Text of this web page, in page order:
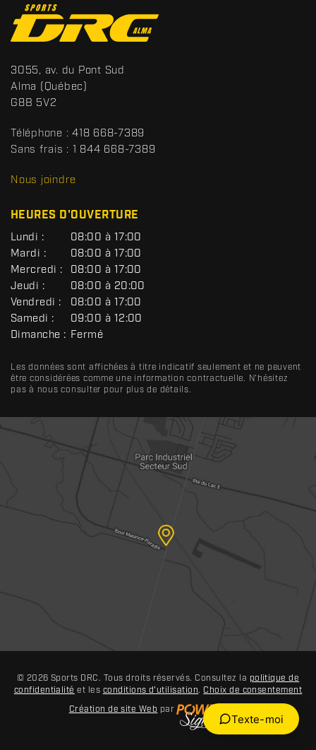
C
o
n
t
a
c
S
p
o
t
s
R
3055, av. du Pont Sud
Alma (Québec)
G8B 5V2
Téléphone : 418 668-7389
Sans frais : 1 844 668-7389
Nous joindre
HEURES D'OUVERTURE
G
É
N
É
R
A
L
Lundi :
08:00 à 17:00
Mardi :
08:00 à 17:00
Mercredi :
08:00 à 17:00
Jeudi :
08:00 à 20:00
Vendredi :
08:00 à 17:00
Samedi :
09:00 à 12:00
Dimanche : Fermé
Les données sont affichées à titre indicatif seulement et ne peuvent
être considérées comme une information contractuelle. N'hésitez
pas à nous consulter pour plus de détails.
© 2026 Sports DRC. Tous droits réservés. Consultez la politique de
confidentialité et les conditions d'utilisation. Choix de consentement
Création de site Web par
Texte-moi